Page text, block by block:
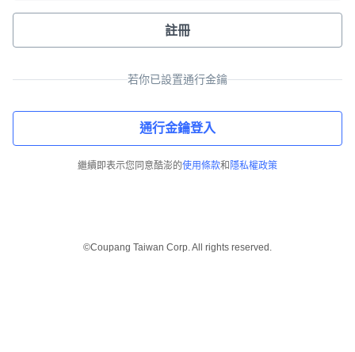
註冊
若你已設置通行金鑰
通行金鑰登入
繼續即表示您同意酷澎的使用條款和 隱私權政策
©Coupang Taiwan Corp. All rights reserved.